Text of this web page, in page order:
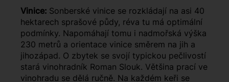
Vinice: Sonberské vinice se rozkládají na asi 40
hektarech sprašové půdy, réva tu má optimální
podmínky. Napomáhají tomu i nadmořská výška
230 metrů a orientace vinice směrem na jih a
jihozápad. O zbytek se svojí typickou pečlivostí
stará vinohradník Roman Slouk. Většina prací ve
vinohradu se dělá ručně. Na každém keři se